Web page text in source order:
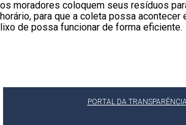
os moradores coloquem seus resíduos
horário, para que a coleta possa acontecer
lixo de possa funcionar de forma eficiente.
PORTAL DA